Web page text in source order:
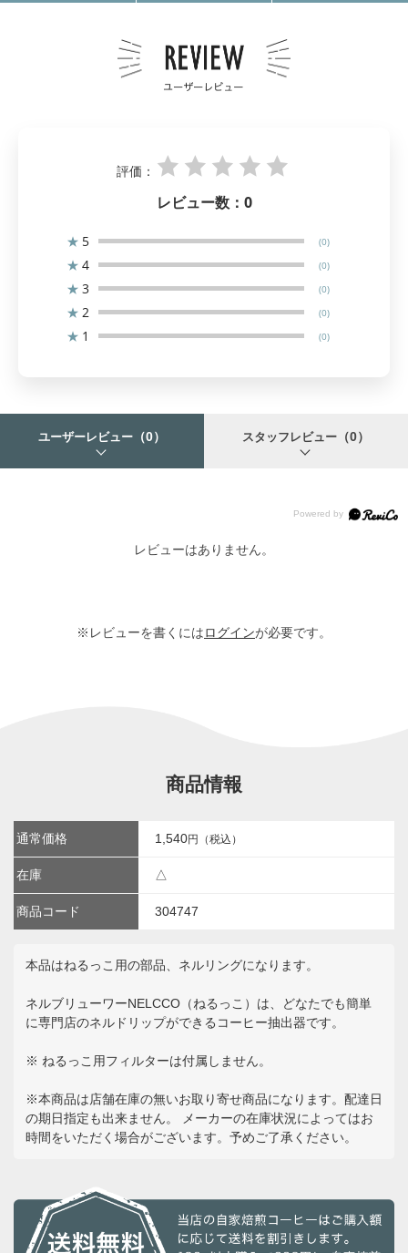
評価：
レビュー数： 0
★ 5 (0)
★ 4 (0)
★ 3 (0)
★ 2 (0)
★ 1 (0)
ユーザーレビュー （0） スタッフレビュー （0）
レビューはありません。
※レビューを書くにはログインが必要です。
商品情報
通常価格 1,540円（税込）
在庫 △
商品コード 304747
本品はねるっこ用の部品、ネルリングになります。
ネルブリューワーNELCCO（ねるっこ）は、どなたでも簡単
に専門店のネルドリップができるコーヒー抽出器です。
※ ねるっこ用フィルターは付属しません。
※本商品は店舗在庫の無いお取り寄せ商品になります。配達日
の期日指定も出来ません。 メーカーの在庫状況によってはお
時間をいただく場合がございます。予めご了承ください。